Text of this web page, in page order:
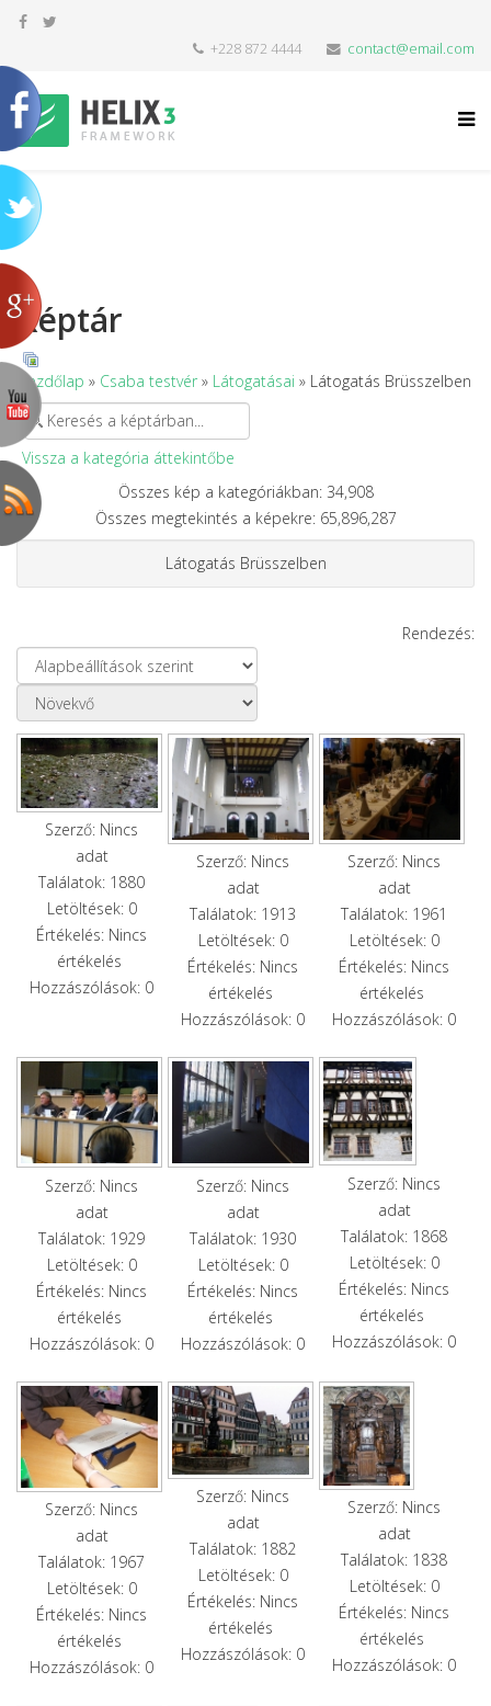
+228 872 4444 contact@email.com
Képtár
Kezdőlap » Csaba testvér » Látogatásai » Látogatás Brüsszelben
Vissza a kategória áttekintőbe
Összes kép a kategóriákban: 34,908
Összes megtekintés a képekre: 65,896,287
Látogatás Brüsszelben
Rendezés:
Szerző: Nincs
adat
Találatok: 1880
Letöltések: 0
Értékelés: Nincs
értékelés
Hozzászólások: 0
Szerző: Nincs
adat
Találatok: 1913
Letöltések: 0
Értékelés: Nincs
értékelés
Hozzászólások: 0
Szerző: Nincs
adat
Találatok: 1961
Letöltések: 0
Értékelés: Nincs
értékelés
Hozzászólások: 0
Szerző: Nincs
adat
Találatok: 1929
Letöltések: 0
Értékelés: Nincs
értékelés
Hozzászólások: 0
Szerző: Nincs
adat
Találatok: 1930
Letöltések: 0
Értékelés: Nincs
értékelés
Hozzászólások: 0
Szerző: Nincs
adat
Találatok: 1868
Letöltések: 0
Értékelés: Nincs
értékelés
Hozzászólások: 0
Szerző: Nincs
adat
Találatok: 1967
Letöltések: 0
Értékelés: Nincs
értékelés
Hozzászólások: 0
Szerző: Nincs
adat
Találatok: 1882
Letöltések: 0
Értékelés: Nincs
értékelés
Hozzászólások: 0
Szerző: Nincs
adat
Találatok: 1838
Letöltések: 0
Értékelés: Nincs
értékelés
Hozzászólások: 0